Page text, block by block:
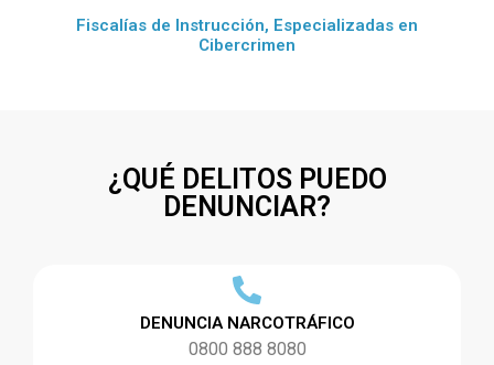
Fiscalías de Instrucción, Especializadas en
Cibercrimen
¿QUÉ DELITOS PUEDO
DENUNCIAR?
DENUNCIA NARCOTRÁFICO
0800 888 8080